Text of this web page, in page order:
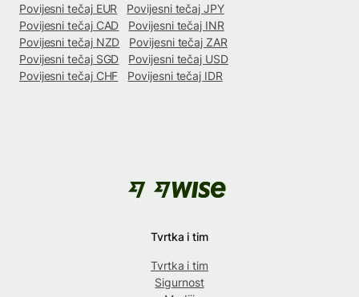
Povijesni tečaj EUR
Povijesni tečaj JPY
Povijesni tečaj CAD
Povijesni tečaj INR
Povijesni tečaj NZD
Povijesni tečaj ZAR
Povijesni tečaj SGD
Povijesni tečaj USD
Povijesni tečaj CHF
Povijesni tečaj IDR
Tvrtka i tim
Tvrtka i tim
Sigurnost